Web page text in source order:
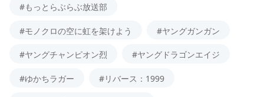
#もっとらぶらぶ放送部
#モノクロの空に虹を架けよう #ヤングガンガン
#ヤングチャンピオン烈 #ヤングドラゴンエイジ
#ゆかちラガー #リバース：1999